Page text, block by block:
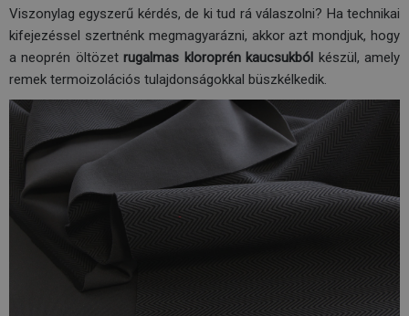
Viszonylag egyszerű kérdés, de ki tud rá válaszolni? Ha technikai
kifejezéssel szertnénk megmagyarázni, akkor azt mondjuk, hogy
a neoprén öltözetrugalmas kloroprén kaucsukból készül, amely
remek termoizolációs tulajdonságokkal büszkélkedik.